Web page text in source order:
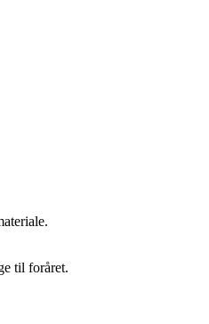
til foråret.